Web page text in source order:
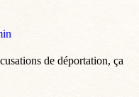
de déportation, ça